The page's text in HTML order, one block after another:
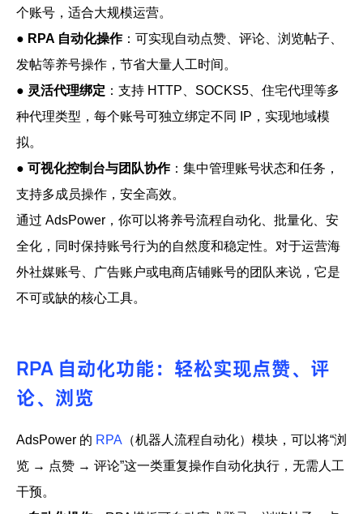
个账号，适合大规模运营。
● RPA 自动化操作：可实现自动点赞、评论、浏览帖子、
发帖等养号操作，节省大量人工时间。
● 灵活代理绑定 ：支持 HTTP、SOCKS5、住宅代理等多
种代理类型，每个账号可独立绑定不同 IP，实现地域模
拟。
● 可视化控制台与团队协作：集中管理账号状态和任务，
支持多成员操作，安全高效。
通过 AdsPower，你可以将养号流程自动化、批量化、安
全化 ，同时保持账号行为的自然度和稳定性。对于运营海
外社媒账号、广告账户或电商店铺账号的团队来说，它是
不可或缺的核心工具。
RPA 自动化功能：轻松实现点赞、评
论、浏览
AdsPower 的 RPA （机器人流程自动化）模块 ，可以将“浏
览 → 点赞 → 评论”这一类重复操作自动化执行，无需人工
干预。